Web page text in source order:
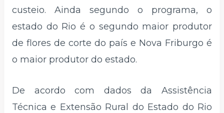
custeio. Ainda segundo o programa, o
estado do Rio é o segundo maior produtor
de flores de corte do país e Nova Friburgo é
o maior produtor do estado.
De acordo com dados da Assistência
Técnica e Extensão Rural do Estado do Rio